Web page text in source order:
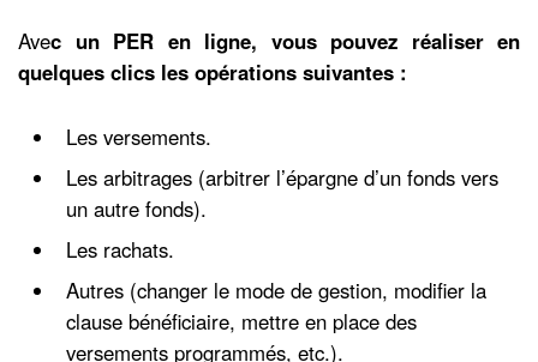
Avec un PER en ligne, vous pouvez réaliser en
quelques clics les opérations suivantes :
Les versements.
Les arbitrages (arbitrer l’épargne d’un fonds vers
un autre fonds).
Les rachats.
Autres (changer le mode de gestion, modifier la
clause bénéficiaire, mettre en place des
versements programmés, etc.).